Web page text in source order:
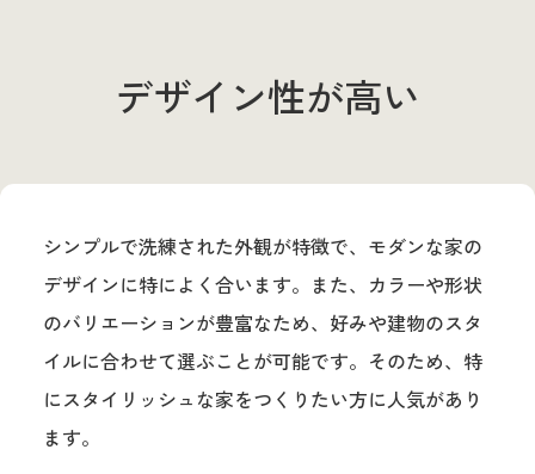
デザイン性が高い
シンプルで洗練された外観が特徴で、モダンな家の
デザインに特によく合います。また、カラーや形状
のバリエーションが豊富なため、好みや建物のスタ
イルに合わせて選ぶことが可能です。そのため、特
にスタイリッシュな家をつくりたい方に人気があり
ます。